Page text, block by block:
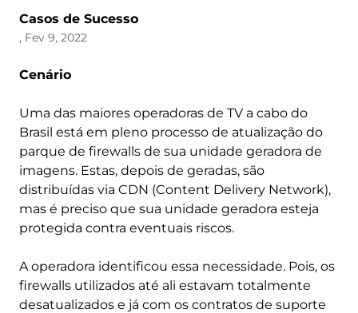
Casos de Sucesso
, Fev 9, 2022
Cenário
Uma das maiores operadoras de TV a cabo do
Brasil está em pleno processo de atualização do
parque de firewalls de sua unidade geradora de
imagens. Estas, depois de geradas, são
distribuídas via CDN (Content Delivery Network),
mas é preciso que sua unidade geradora esteja
protegida contra eventuais riscos.
A operadora identificou essa necessidade. Pois, os
firewalls utilizados até ali estavam totalmente
desatualizados e já com os contratos de suporte